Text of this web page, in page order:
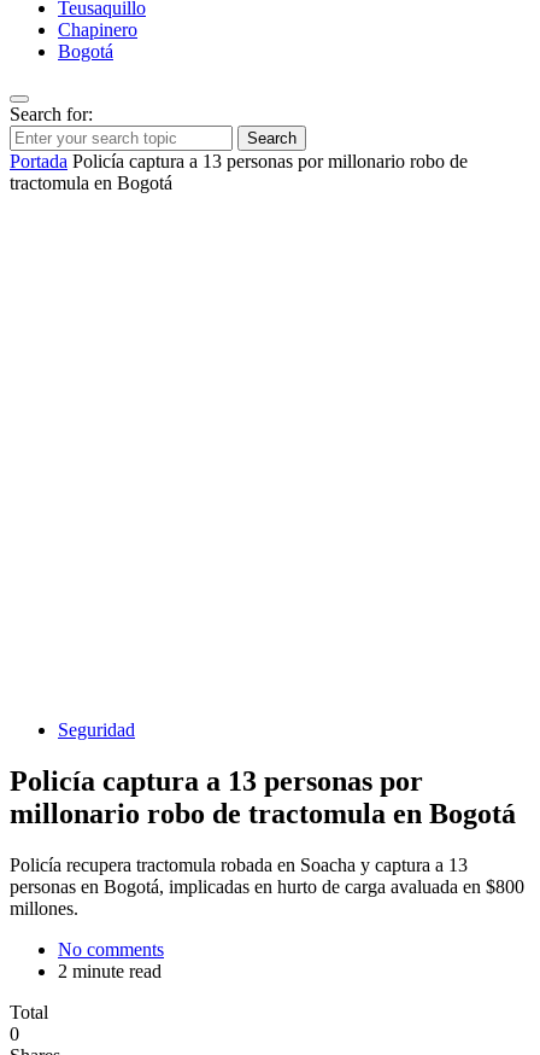
Teusaquillo
Chapinero
Bogotá
Search for:
Search
Portada Policía captura a 13 personas por millonario robo de
tractomula en Bogotá
Seguridad
Policía captura a 13 personas por
millonario robo de tractomula en Bogotá
Policía recupera tractomula robada en Soacha y captura a 13
personas en Bogotá, implicadas en hurto de carga avaluada en $800
millones.
No comments
2 minute read
Total
0